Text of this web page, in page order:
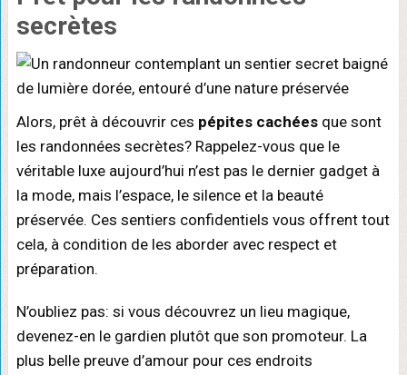
secrètes
Alors, prêt à découvrir ces pépites cachéesque sont
les randonnées secrètes? Rappelez-vous que le
véritable luxe aujourd’hui n’est pas le dernier gadget à
la mode, mais l’espace, le silence et la beauté
préservée. Ces sentiers confidentiels vous offrent tout
cela, à condition de les aborder avec respect et
préparation.
N’oubliez pas: si vous découvrez un lieu magique,
devenez-en le gardien plutôt que son promoteur. La
plus belle preuve d’amour pour ces endroits